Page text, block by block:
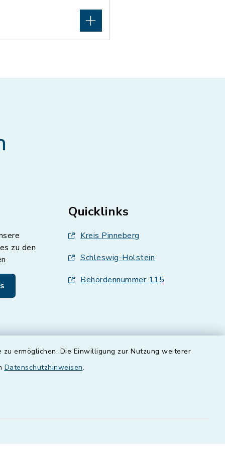
ermöglichen. Die Einwilligung zur Nutzung weiterer
Datenschutzhinweisen.
zu den
Quicklinks
Kreis Pinneberg
Schleswig-Holstein
Behördennummer 115